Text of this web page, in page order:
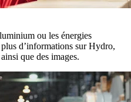
ou les énergies
d’informations sur Hydro,
que des images.